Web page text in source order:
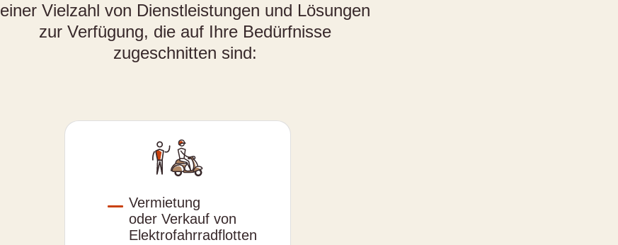
einer Vielzahl von Dienstleistungen und Lösungen
zur Verfügung, die auf Ihre Bedürfnisse
zugeschnitten sind:
Vermietung
oder Verkauf von
Elektrofahrradflotten